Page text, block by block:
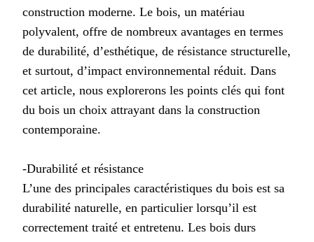
construction moderne. Le bois, un matériau
polyvalent, offre de nombreux avantages en termes
de durabilité, d’esthétique, de résistance structurelle,
et surtout, d’impact environnemental réduit. Dans
cet article, nous explorerons les points clés qui font
du bois un choix attrayant dans la construction
contemporaine.
-Durabilité et résistance
L’une des principales caractéristiques du bois est sa
durabilité naturelle, en particulier lorsqu’il est
correctement traité et entretenu. Les bois durs